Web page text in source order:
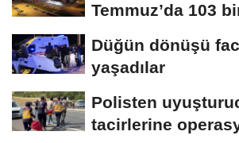
Temmuz’da 103
Düğün dönüşü
yaşadılar
Polisten
tacirlerine